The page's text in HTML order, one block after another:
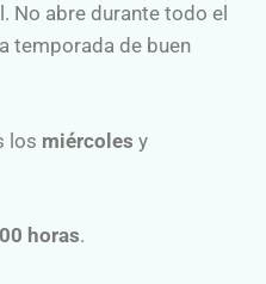
No abre durante todo el
temporada de buen
los miércoles y
horas.